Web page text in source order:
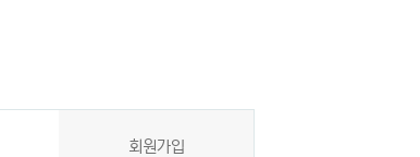
회원가입